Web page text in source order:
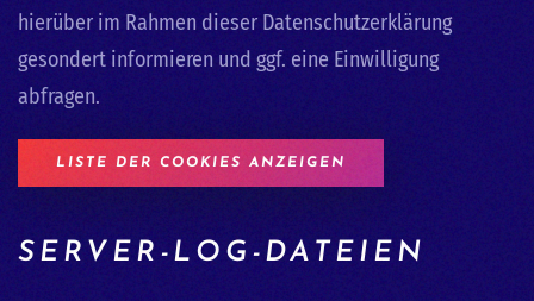
hierüber im Rahmen dieser Datenschutzerklärung
gesondert informieren und ggf. eine Einwilligung
abfragen.
LISTE DER COOKIES ANZEIGEN
SERVER-LOG-DATEIEN